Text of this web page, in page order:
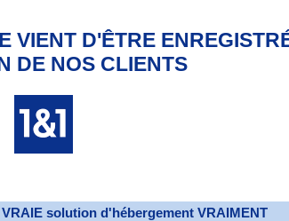
VIENT D'ÊTRE
DE NOS CLIENTS
solution d'hébergement VRAIMENT